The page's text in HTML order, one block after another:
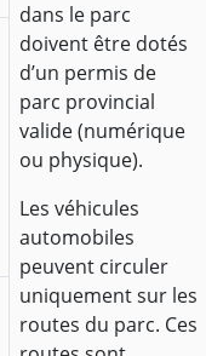
dans le parc
doivent être dotés
d’un permis de
parc provincial
valide (numérique
ou physique).
Les véhicules
automobiles
peuvent circuler
uniquement sur les
routes du parc. Ces